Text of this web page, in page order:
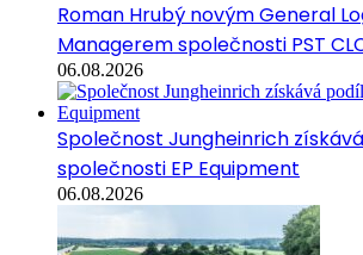
Roman Hrubý novým General
Managerem společnosti PST
06.08.2026
Společnost Jungheinrich
společnosti EP Equipment
06.08.2026